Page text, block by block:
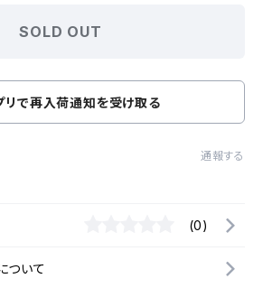
SOLD OUT
リで再入荷通知を受け取る
通報する
(0)
ついて